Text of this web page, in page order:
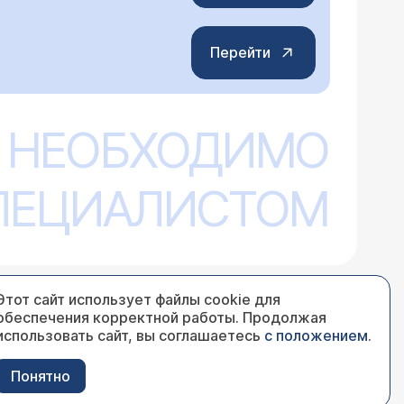
для Вас время по телефону 305-11-72.
вам очень признательна.
Перейти
сайт использует файлы cookie для
корректной работы. Продолжая
сайт, вы соглашаетесь с положением.
Понятно